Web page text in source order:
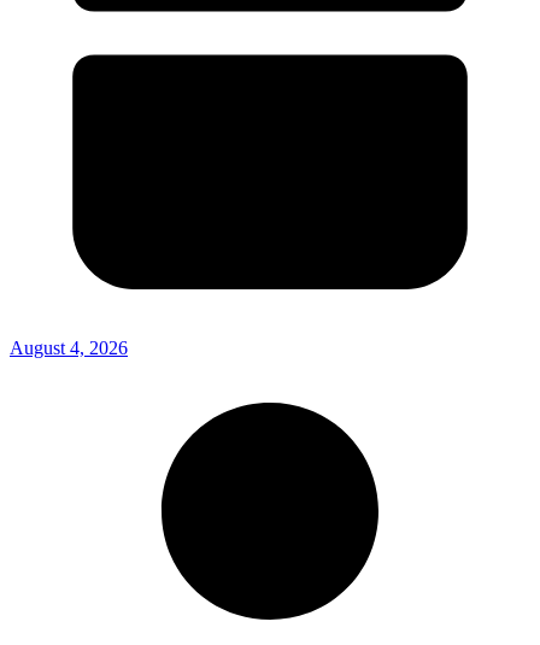
August 4, 2026